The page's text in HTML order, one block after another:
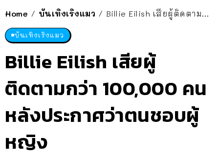
Home / บันเทิงเริงแมว / Billie Eilish เสียผู้ติดตามกว่า 100,000 คน หลังประกาศว่าตนชอบผู้หญิง
บันเทิงเริงแมว
Billie Eilish เสียผู้
ติดตามกว่า 100,000 คน
หลังประกาศว่าตนชอบผู้
หญิง